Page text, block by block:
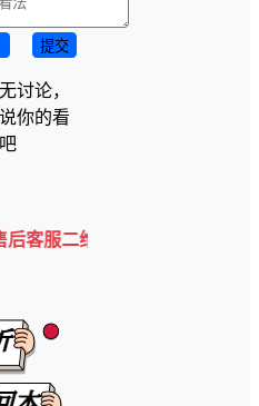
提交
讨论，
你的看
码💡